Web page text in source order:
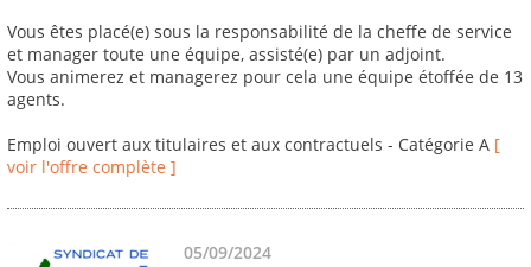
Vous êtes placé(e) sous la responsabilité de la cheffe de service
et manager toute une équipe, assisté(e) par un adjoint.
Vous animerez et managerez pour cela une équipe étoffée de 13
agents.
Emploi ouvert aux titulaires et aux contractuels - Catégorie A [
voir l'offre complète ]
05/09/2024